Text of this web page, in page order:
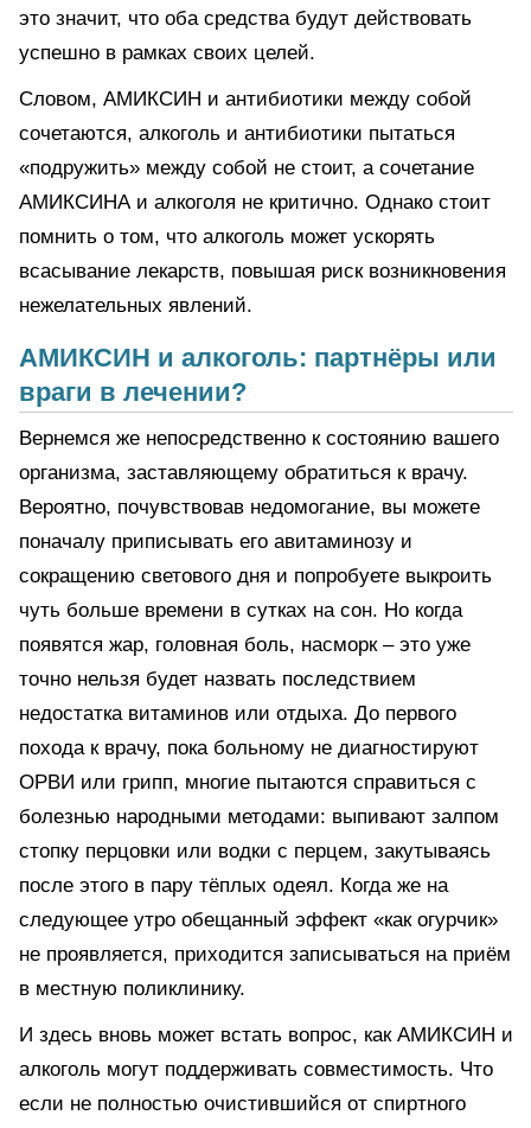
это значит, что оба средства будут действовать
успешно в рамках своих целей.
Словом, АМИКСИН и антибиотики между собой
сочетаются, алкоголь и антибиотики пытаться
«подружить» между собой не стоит, а сочетание
АМИКСИНА и алкоголя не критично. Однако стоит
помнить о том, что алкоголь может ускорять
всасывание лекарств, повышая риск возникновения
нежелательных явлений.
АМИКСИН и алкоголь: партнёры или
враги в лечении?
Вернемся же непосредственно к состоянию вашего
организма, заставляющему обратиться к врачу.
Вероятно, почувствовав недомогание, вы можете
поначалу приписывать его авитаминозу и
сокращению светового дня и попробуете выкроить
чуть больше времени в сутках на сон. Но когда
появятся жар, головная боль, насморк – это уже
точно нельзя будет назвать последствием
недостатка витаминов или отдыха. До первого
похода к врачу, пока больному не диагностируют
ОРВИ или грипп, многие пытаются справиться с
болезнью народными методами: выпивают залпом
стопку перцовки или водки с перцем, закутываясь
после этого в пару тёплых одеял. Когда же на
следующее утро обещанный эффект «как огурчик»
не проявляется, приходится записываться на приём
в местную поликлинику.
И здесь вновь может встать вопрос, как АМИКСИН и
алкоголь могут поддерживать совместимость. Что
если не полностью очистившийся от спиртного